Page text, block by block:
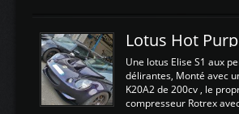
est temps de brancher le
légere découpe du plastique inferieur,
negénant en rien la structure ou le
fonctionnement du fond plat. Une
reprogrammation Stage 2 est faite sur le
calculateur d'origine. Une alternative
économique au passage sur Hondata
Lotus Hot
Une lotus Elise S1 aux
délirantes, Monté avec
K20A2 de 200cv , le
compresseur Rotrex